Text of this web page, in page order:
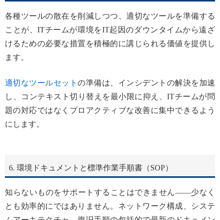
各種ツールの散在を削減しつつ、適切なツールを準備する
ことが、ITチームが環境をIT起因のダウンタイムから遠ざ
けるための必要な措置を積極的に講じられる価値を提供し
ます。
適切なツールセットの準備は、インシデントの解決を加速
し、コンテキスト切り替えを最小限に抑え、ITチームが問
題の対応ではなくプロアクティブな改善に集中できるよう
にします。
6. 環境ドキュメントと標準作業手順書（SOP）
知らないものをサポートすることはできません——少なく
とも効率的にではありません。ネットワーク構成、システ